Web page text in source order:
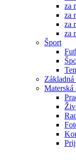
za
za
za
za
Šport
Základná
Materská